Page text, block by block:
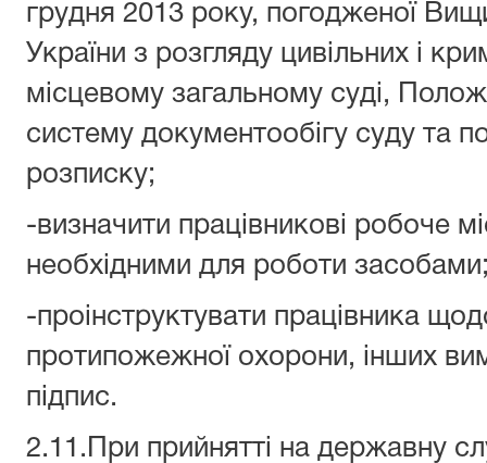
грудня 2013 року, погодженої
України з розгляду цивільних і
місцевому загальному суді,
систему документообігу суду та
розписку;
-визначити працівникові робоче
необхідними для роботи
-проінструктувати працівника
протипожежної охорони, інших
підпис.
2.11.При прийнятті на державну